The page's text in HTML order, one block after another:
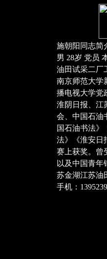
施朝阳同志简
男 28岁 党员
油田试采二厂
南京师范大学
播电视大学党
淮阴日报、江
会、中国石油
国石油书法》
法》《淮安日
赛上获奖。曾
以及中国青年
苏金湖江苏油
手机：